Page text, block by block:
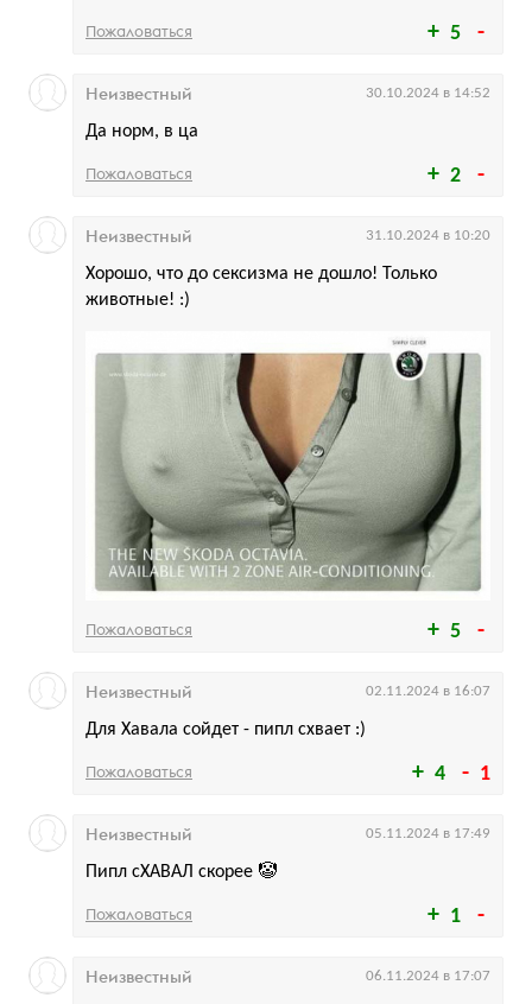
5
Пожаловаться
2
Да норм, в ца
Неизвестный 30.10.2024 в 14:52
Пожаловаться
5
Хорошо, что до сексизма не дошло! Только
животные! :)
Неизвестный 31.10.2024 в 10:20
Пожаловаться
4 1
Для Хавала сойдет - пипл схвает :)
Неизвестный 02.11.2024 в 16:07
Пожаловаться
1
Пипл сХАВАЛ скорее 🤡
Неизвестный 05.11.2024 в 17:49
Пожаловаться
Неизвестный 06.11.2024 в 17:07